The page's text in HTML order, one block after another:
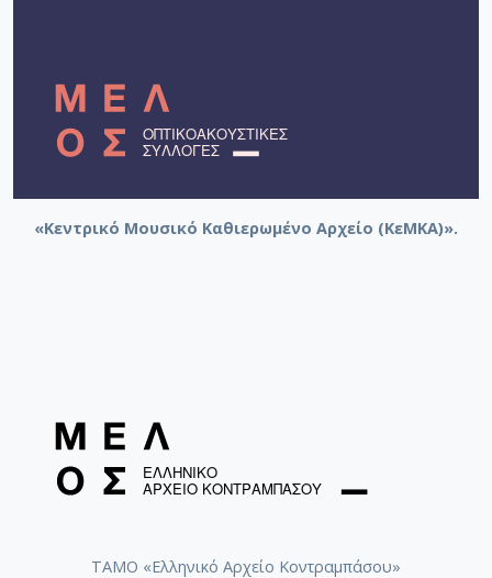
«Κεντρικό Μουσικό Καθιερωμένο Αρχείο (ΚεΜΚΑ)».
ΤΑΜΟ «Ελληνικό Αρχείο Κοντραμπάσου»